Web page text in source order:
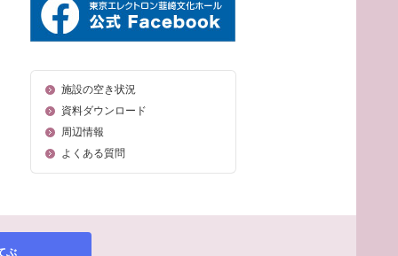
施設の空き状況
資料ダウンロード
周辺情報
よくある質問
ぶ